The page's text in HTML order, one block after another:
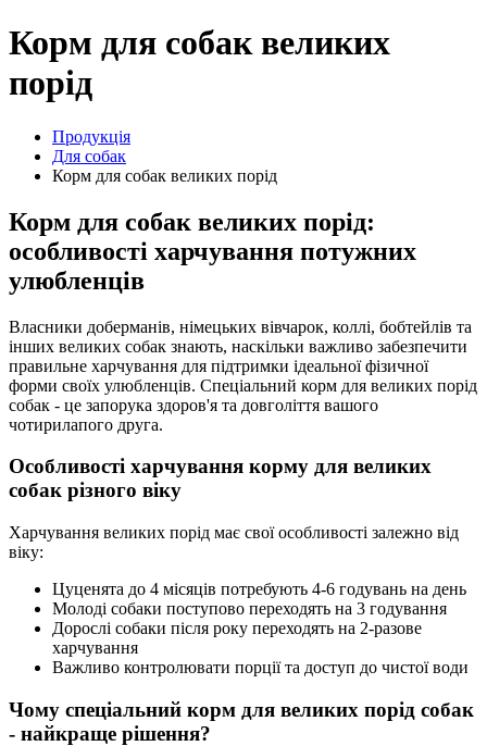
Корм для собак великих
порід
Продукція
Для собак
Корм для собак великих порід
Корм для собак великих порід:
особливості харчування потужних
улюбленців
Власники доберманів, німецьких вівчарок, коллі, бобтейлів та
інших великих собак знають, наскільки важливо забезпечити
правильне харчування для підтримки ідеальної фізичної
форми своїх улюбленців. Спеціальний корм для великих порід
собак - це запорука здоров'я та довголіття вашого
чотирилапого друга.
Особливості харчування корму для великих
собак різного віку
Харчування великих порід має свої особливості залежно від
віку:
Цуценята до 4 місяців потребують 4-6 годувань на день
Молоді собаки поступово переходять на 3 годування
Дорослі собаки після року переходять на 2-разове
харчування
Важливо контролювати порції та доступ до чистої води
Чому спеціальний корм для великих порід собак
- найкраще рішення?